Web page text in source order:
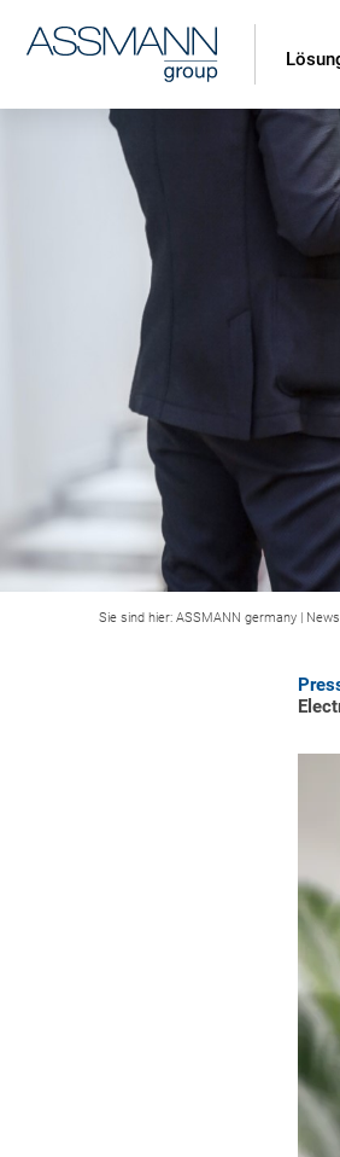
Sie sind hier: ASSMANN germany |